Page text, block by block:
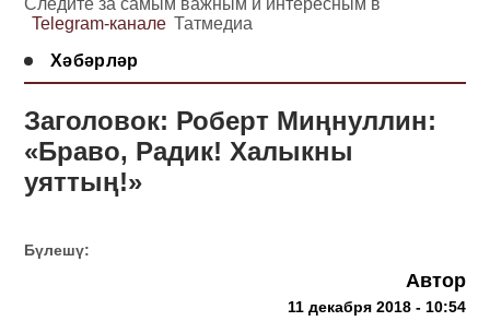
Следите за самым важным и интересным в
Telegram-канале Татмедиа
Хәбәрләр
Заголовок: Роберт Миңнуллин:
«Браво, Радик! Халыкны
уяттың!»
Бүлешү:
Автор
11 декабря 2018 - 10:54